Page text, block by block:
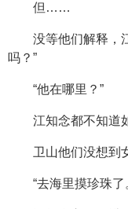
但……
没等他们解释，
吗？”
“他在哪里？”
江知念都不知道
卫山他们没想到
“去海里摸珍珠了